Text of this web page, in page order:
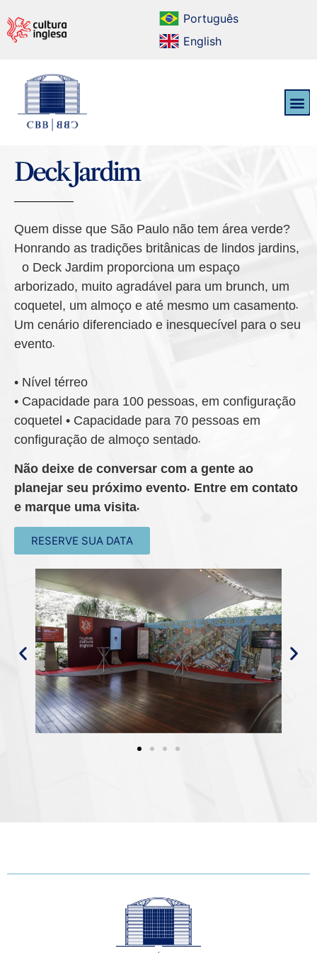
Português
English
Deck Jardim
Quem disse que São Paulo não tem área verde?
Honrando as tradições britânicas de lindos jardins,
o Deck Jardim proporciona um espaço
arborizado, muito agradável para um brunch, um
coquetel, um almoço e até mesmo um casamento.
Um cenário diferenciado e inesquecível para o seu
evento.
• Nível térreo
• Capacidade para 100 pessoas, em configuração
coquetel • Capacidade para 70 pessoas em
configuração de almoço sentado.
Não deixe de conversar com a gente ao
planejar seu próximo evento. Entre em contato
e marque uma visita.
RESERVE SUA DATA